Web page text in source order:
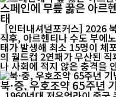
스페인에 무릎 꿇은 아르
태
[인터내셔널포커스] 2026
직후, 아르헨티나 수도 부에
태가 발생해 최소 15명이 체
의 월드컵 2연패가 무산된
북·중, 우호조약 65주년